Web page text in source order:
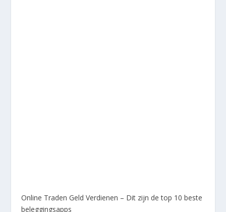
Online Traden Geld Verdienen – Dit zijn de top 10 beste
beleggingsapps